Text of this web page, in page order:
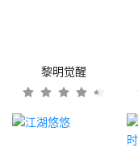
黎明觉醒